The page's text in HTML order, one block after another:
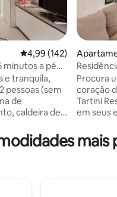
Classificação média de
4,99 (142)
minutos a pé
e tranquila,
pessoas (sem
de
caldeira de
elétrico,
ondas
Procura
coração
Tartini
em seus
histórico
metros
mais